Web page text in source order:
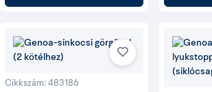
Cikkszám: 483186